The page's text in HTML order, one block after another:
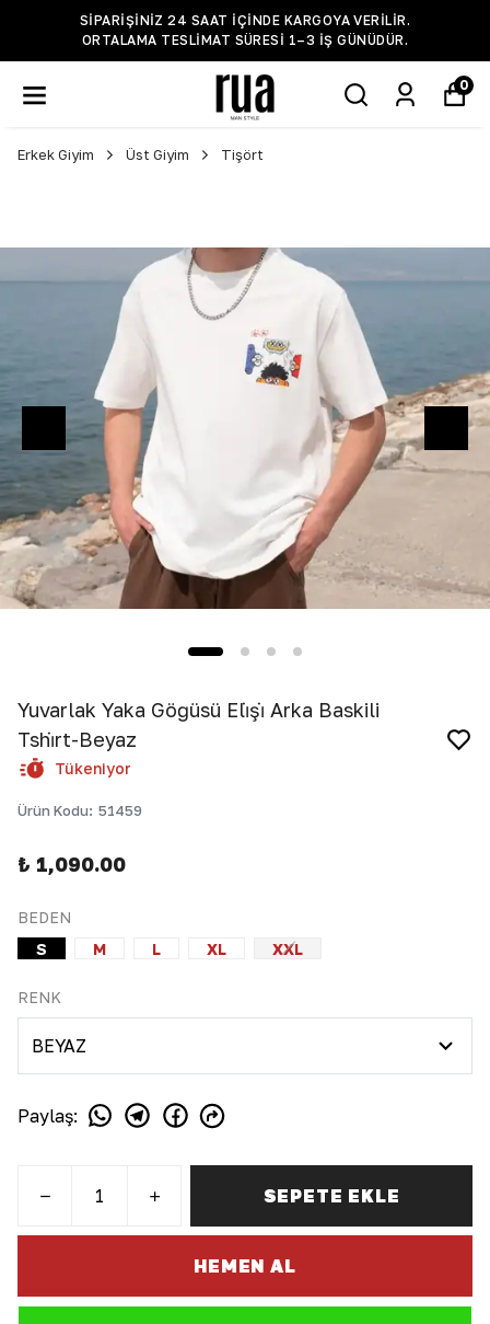
SIPARIŞINIZ 24 SAAT IÇINDE KARGOYA VERILIR.
ORTALAMA TESLIMAT SÜRESI 1–3 IŞ GÜNÜDÜR.
0
Erkek Giyim Üst Giyim Tişört
Yuvarlak Yaka Göğüsü Eli̇şi̇ Arka Baskili
Tshi̇rt-Beyaz
Tükeniyor
Ürün Kodu: 51459
₺ 1,090.00
BEDEN
S
M L XL XXL
RENK
Paylaş:
SEPETE EKLE
HEMEN AL